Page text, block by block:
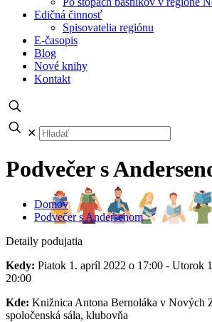
Edičná činnosť
Spisovatelia regiónu
E-časopis
Blog
Nové knihy
Kontakt
✕
Podvečer s
Domov
Podvečer s Andersenom
Detaily podujatia
Kedy: Piatok 1. apríl 2022 o 17:00 - Utorok
20:00
Kde: Knižnica Antona Bernoláka v Nových
spoločenská sála, klubovňa